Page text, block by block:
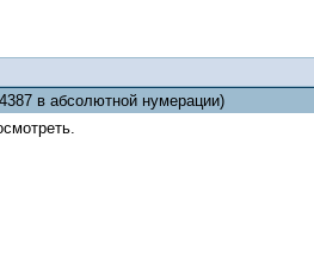
в абсолютной нумерации)